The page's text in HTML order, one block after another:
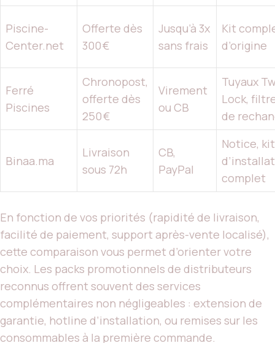
Piscine-
Center.net
Offerte dès
300 €
Jusqu’à 3x
sans frais
Kit
d’origine
Ferré
Piscines
Chronopost,
offerte dès
250 €
Virement
ou CB
Tuyaux
Lock,
de
Binaa.ma
Livraison
sous 72h
CB,
PayPal
Notice, kit
complet
En fonction de vos priorités (rapidité de livraison,
facilité de paiement, support après-vente localisé),
cette comparaison vous permet d’orienter votre
choix. Les packs promotionnels de distributeurs
reconnus offrent souvent des services
complémentaires non négligeables : extension de
garantie, hotline d’installation, ou remises sur les
consommables à la première commande.